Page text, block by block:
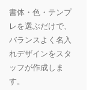
書体・色・テンプ
レを選ぶだけで、
バランスよく名入
れデザインをスタ
ッフが作成しま
す。